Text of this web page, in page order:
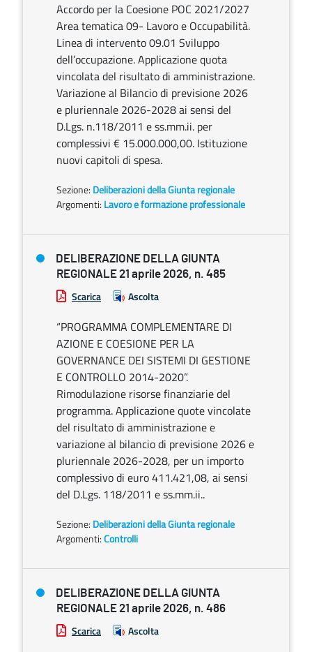
Accordo per la Coesione POC 2021/2027
Area tematica 09- Lavoro e Occupabilità.
Linea di intervento 09.01 Sviluppo
dell’occupazione. Applicazione quota
vincolata del risultato di amministrazione.
Variazione al Bilancio di previsione 2026
e pluriennale 2026-2028 ai sensi del
D.Lgs. n.118/2011 e ss.mm.ii. per
complessivi € 15.000.000,00. Istituzione
nuovi capitoli di spesa.
Sezione: Deliberazioni della Giunta regionale
Argomenti: Lavoro e formazione professionale
DELIBERAZIONE DELLA GIUNTA
REGIONALE 21 aprile 2026, n. 485
Scarica Ascolta
“PROGRAMMA COMPLEMENTARE DI
AZIONE E COESIONE PER LA
GOVERNANCE DEI SISTEMI DI GESTIONE
E CONTROLLO 2014-2020”.
Rimodulazione risorse finanziarie del
programma. Applicazione quote vincolate
del risultato di amministrazione e
variazione al bilancio di previsione 2026 e
pluriennale 2026-2028, per un importo
complessivo di euro 411.421,08, ai sensi
del D.Lgs. 118/2011 e ss.mm.ii..
Sezione: Deliberazioni della Giunta regionale
Argomenti:Controlli
DELIBERAZIONE DELLA GIUNTA
REGIONALE 21 aprile 2026, n. 486
Scarica Ascolta